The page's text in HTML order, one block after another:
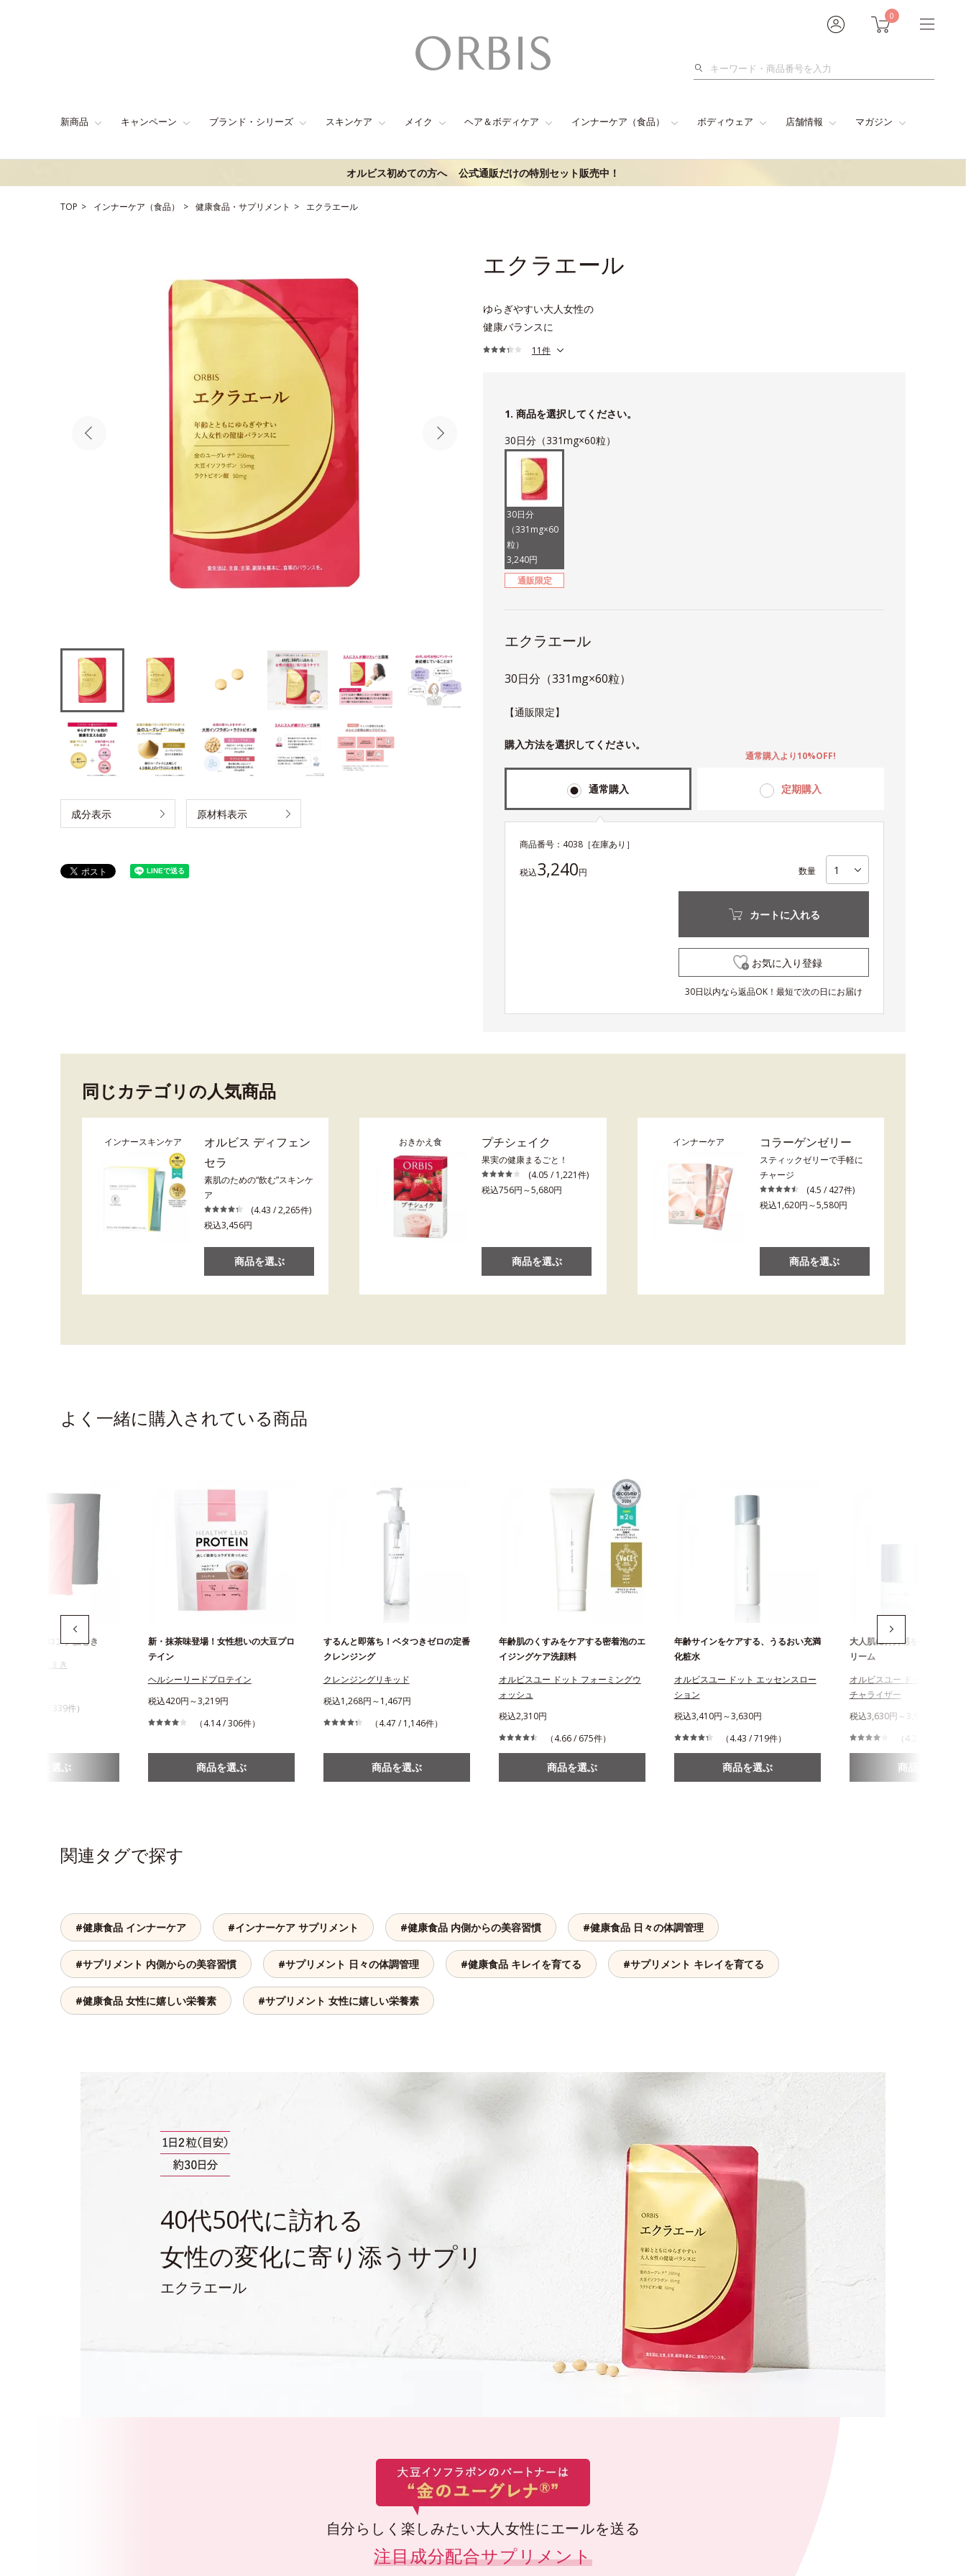
0
検
新商品 キャンペーン ブランド・シリーズ スキンケア メイク ヘア＆ボディケア インナーケア（食品） ボディウェア 店舗情報 マガジン
オルビス初めての方へ 公式通販だけの特別セット販売中！
TOP インナーケア（食品） 健康食品・サプリメント エクラエール
エクラエール
ゆらぎやすい大人女性の
健康バランスに
11件
成分表示 原材料表示
1. 商品を選択してください。
30日分（331mg×60粒）
30日分
（331mg×60
粒）
3,240円
通販限定
エクラエール
30日分（331mg×60粒）
【通販限定】
購入方法を選択してください。
通常購入 定期購入
通常購入より10%OFF!
商品番号： 4038 ［在庫あり］
税込3,240円 数量
カートに入れる
お気に入り登録
30日以内なら返品OK！最短で次の日にお届け
同じカテゴリの人気商品
インナースキンケア
オルビス ディフェン
セラ
素肌のための“飲む”スキンケ
ア
(4.43 / 2,265件)
税込3,456円
商品を選ぶ
おきかえ食 プチシェイク
果実の健康まるごと！
(4.05 / 1,221件)
税込756円～5,680円
商品を選ぶ
インナーケア コラーゲンゼリー
スティックゼリーで手軽に
チャージ
(4.5 / 427件)
税込1,620円～5,580円
商品を選ぶ
よく一緒に購入されている商品
コットンのロング腹巻き
ットンはらまき
（4.35 / 339件）
商品を選ぶ
新・抹茶味登場！女性想いの大豆プロ
テイン
ヘルシーリードプロテイン
税込420円～3,219円
（4.14 / 306件）
商品を選ぶ
するんと即落ち！ベタつきゼロの定番
クレンジング
クレンジングリキッド
税込1,268円～1,467円
（4.47 / 1,146件）
商品を選ぶ
年齢肌のくすみをケアする密着泡のエ
イジングケア洗顔料
オルビスユー ドット フォーミングウ
ォッシュ
税込2,310円
（4.66 / 675件）
商品を選ぶ
年齢サインをケアする、うるおい充満
化粧水
オルビスユー ドット エッセンスロー
ション
税込3,410円～3,630円
（4.43 / 719件）
商品を選ぶ
大人肌に弾力感を宿す濃密フ
リーム
オルビスユー ドット クリー
チャライザー
税込3,630円～3,960円
（4.22 / 676件）
商品を選ぶ
関連タグで探す
#健康食品 インナーケア #インナーケア サプリメント #健康食品 内側からの美容習慣 #健康食品 日々の体調管理
#サプリメント 内側からの美容習慣 #サプリメント 日々の体調管理 #健康食品 キレイを育てる #サプリメント キレイを育てる
#健康食品 女性に嬉しい栄養素 #サプリメント 女性に嬉しい栄養素
40代50代に訪れる
女性の変化に寄り添うサプリ
エクラエール
自分らしく楽しみたい大人女性にエールを送る
注目成分配合サプリメント